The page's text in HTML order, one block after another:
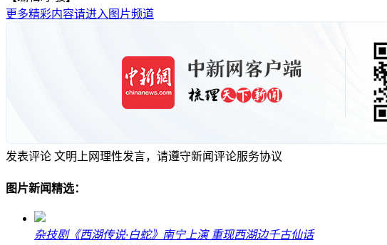
更多精彩内容请进入图片频道
发表评论 文明上网理性发言，请遵守新闻评论服务协议
图片新闻精选：
杂技剧《西湖传说·白蛇》南宁上演 重现西湖边千古仙话